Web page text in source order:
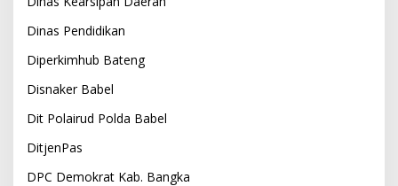
Dinas Pendidikan
Diperkimhub Bateng
Disnaker Babel
Dit Polairud Polda Babel
DitjenPas
DPC Demokrat Kab. Bangka